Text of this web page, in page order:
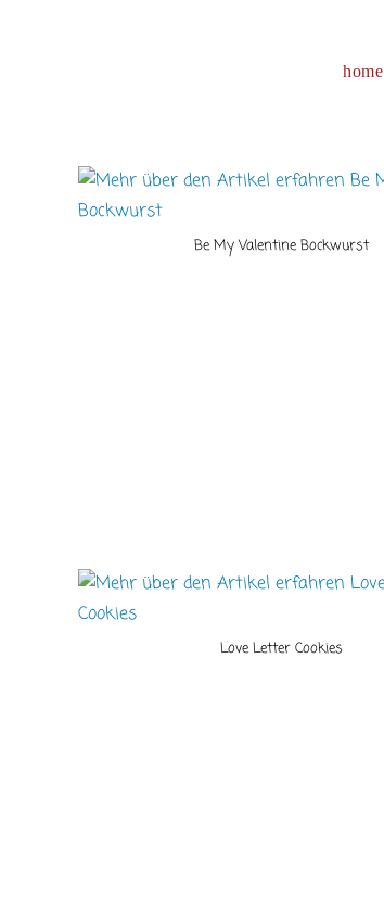
home
Be My Valentine Bockwurst
Love Letter Cookies